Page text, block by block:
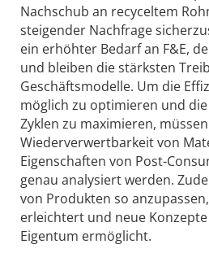
Nachschub an recyceltem
steigender Nachfrage
ein erhöhter Bedarf an F&E,
und bleiben die stärksten
Geschäftsmodelle. Um die
möglich zu optimieren und die
Zyklen zu maximieren,
Wiederverwertbarkeit von
Eigenschaften von Post-
genau analysiert werden.
von Produkten so
erleichtert und neue
Eigentum ermöglicht.